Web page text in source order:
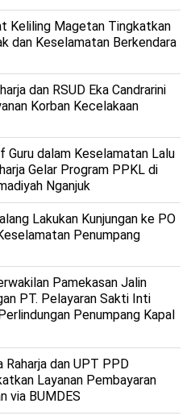
Keliling Magetan Tingkatkan
dan Keselamatan Berkendara
dan RSUD Eka Candrarini
Korban Kecelakaan
Guru dalam Keselamatan Lalu
Gelar Program PPKL di
Nganjuk
Lakukan Kunjungan ke PO
Penumpang
Pamekasan Jalin
PT. Pelayaran Sakti Inti
Penumpang Kapal
Raharja dan UPT PPD
Layanan Pembayaran
via BUMDES